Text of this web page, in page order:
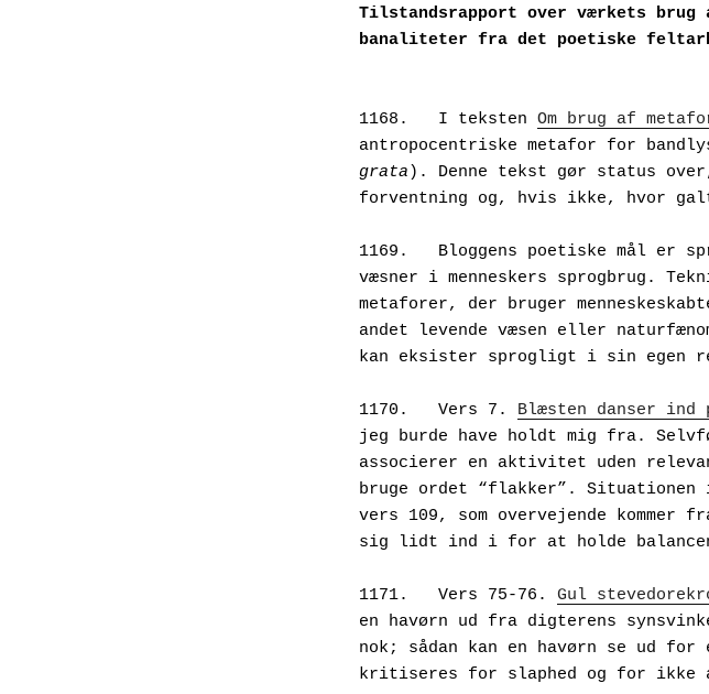
Tilstandsrapport over værkets brug
banaliteter fra det poetiske
1168.	I teksten Om brug af
antropocentriske metafor for
grata ). Denne tekst gør status
forventning og, hvis ikke, hvor
1169.	Bloggens poetiske mål er sproglig ligestilling for naturlige verdens
væsner i menneskers sprogbrug.
metaforer, der bruger
andet levende væsen eller
kan eksister sprogligt i sin egen
1170.   Vers 7. Blæsten danser ind
jeg burde have holdt mig fra.
associerer en aktivitet uden
bruge ordet “flakker”.
vers 109, som overvejende kommer
sig lidt ind i for at holde
1171.	Vers 75-76. Gul
en havørn ud fra digterens
nok; sådan kan en havørn se ud
kritiseres for slaphed og for ikke